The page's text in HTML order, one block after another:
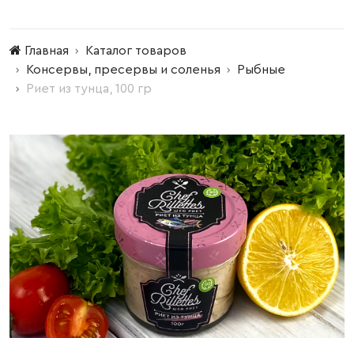
Главная
Каталог товаров
Консервы, пресервы и соленья
Рыбные
Риет из тунца, 100 гр